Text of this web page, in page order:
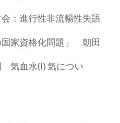
：進行性非流暢性失語
家資格化問題」 朝田
気血水(I) 気につい